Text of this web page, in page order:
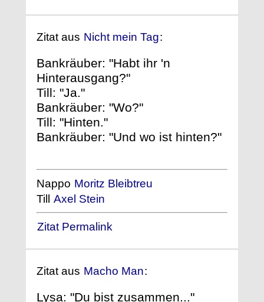
Zitat aus Nicht mein Tag:
Bankräuber: "Habt ihr 'n
Hinterausgang?"
Till: "Ja."
Bankräuber: "Wo?"
Till: "Hinten."
Bankräuber: "Und wo ist hinten?"
Nappo Moritz Bleibtreu
Till Axel Stein
Zitat Permalink
Zitat aus Macho Man:
Lysa: "Du bist zusammen..."